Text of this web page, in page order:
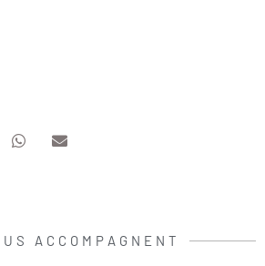
ACCOMPAGNENT